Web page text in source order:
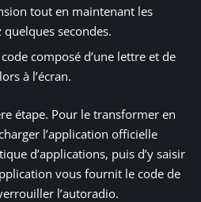
tout en maintenant les
secondes.
composé d’une lettre et de
à l’écran.
étape. Pour le transformer en
l’application officielle
d’applications, puis d’y saisir
vous fournit le code de
l’autoradio.